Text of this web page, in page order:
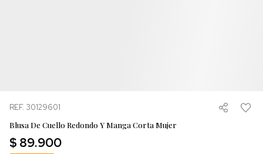
REF. 30129601
Blusa De Cuello Redondo Y Manga Corta Mujer
$ 89.900